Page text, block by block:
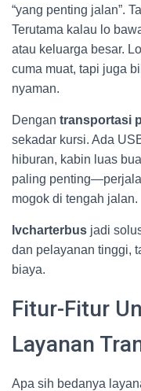
“yang penting jalan”.
Terutama kalau lo
atau keluarga besar.
cuma muat, tapi juga
nyaman.
Dengan transportasi
sekadar kursi. Ada
hiburan, kabin luas
paling
mogok di tengah jalan.
lvcharterbus jadi
dan pelayanan tinggi,
biaya.
Fitur-Fitur
Layanan
Apa sih bedanya